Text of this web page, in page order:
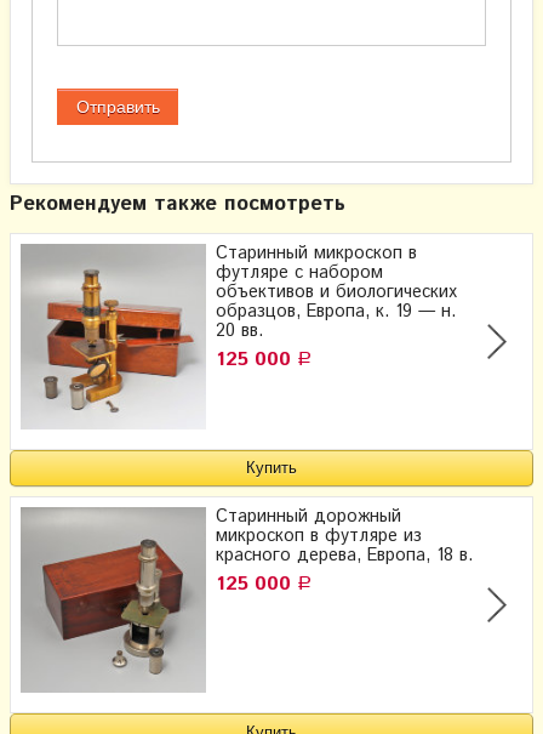
Рекомендуем также посмотреть
Старинный микроскоп в
футляре с набором
объективов и биологических
образцов, Европа, к. 19 — н.
20 вв.
125 000 Р
Старинный дорожный
микроскоп в футляре из
красного дерева, Европа, 18 в.
125 000 Р